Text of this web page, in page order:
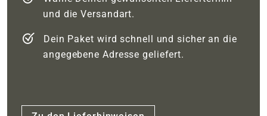
und die Versandart.
Dein Paket wird schnell und sicher an die
angegebene Adresse geliefert.